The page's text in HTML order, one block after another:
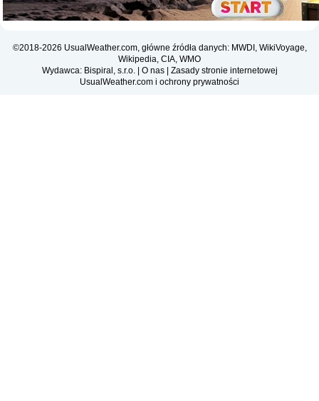
©2018-2026 UsualWeather.com, główne źródła danych: MWDI, WikiVoyage,
Wikipedia, CIA, WMO
Wydawca: Bispiral, s.r.o. | O nas| Zasady stronie internetowej
UsualWeather.com i ochrony prywatności